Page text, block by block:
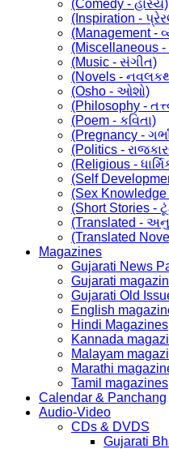
(Comedy - હાસ્ય)
(Inspiration -
(Management -
(Miscellaneous -
(Music - સંગીત)
(Novels -
(Osho - ઓશો)
(Philosophy -
(Poem - કવિતા)
(Pregnancy -
(Politics -
(Religious -
(Self
(Sex Knowledge
(Short Stories -
(Translated -
(Translated
Magazines
Gujarati News
Gujarati
Gujarati Old
English
Hindi Magazines
Kannada
Malayam
Marathi
Tamil magazines
Calendar & Panchang
Audio-Video
CDs & DVDS
Gujarati